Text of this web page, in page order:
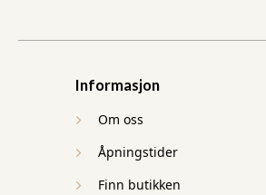
Informasjon
Om oss
Åpningstider
Finn butikken